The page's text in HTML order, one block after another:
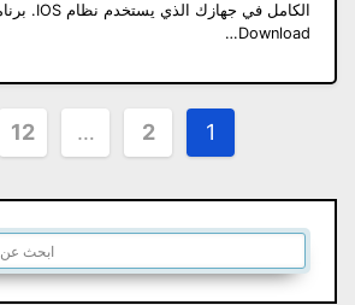
Download…
تعدد
صفحات
المقالات
1
2
…
12